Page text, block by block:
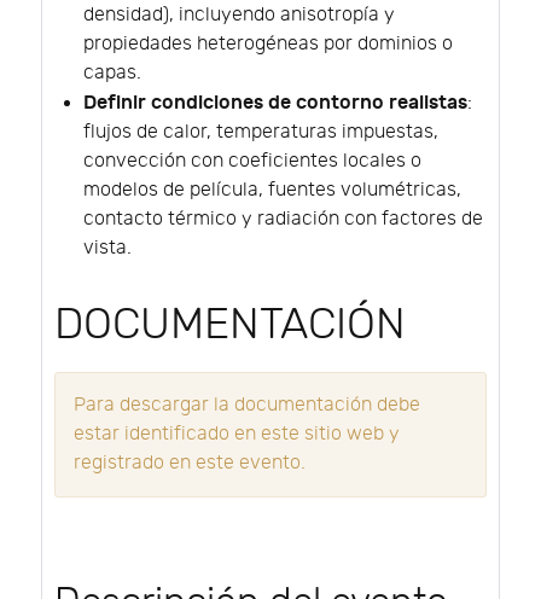
densidad), incluyendo anisotropía y
propiedades heterogéneas por dominios o
capas.
Definir condiciones de contorno realistas:
flujos de calor, temperaturas impuestas,
convección con coeficientes locales o
modelos de película, fuentes volumétricas,
contacto térmico y radiación con factores de
vista.
DOCUMENTACIÓN
Para descargar la documentación debe
estar identificado en este sitio web y
registrado en este evento.